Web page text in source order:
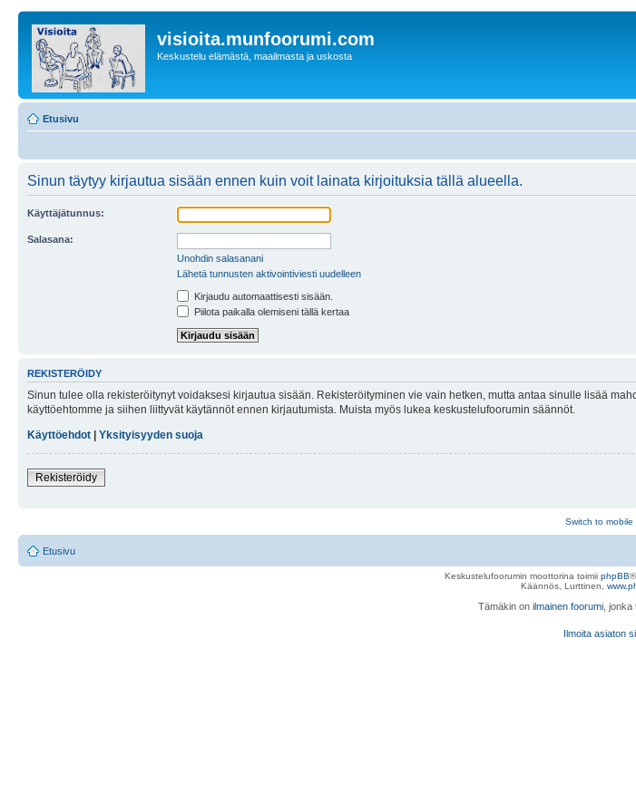
visioita.munfoorumi.com
Keskustelu elämästä, maailmasta ja uskosta
Etusivu
Sinun täytyy kirjautua sisään ennen kuin voit lainata kirjoituksia tällä alueella.
Käyttäjätunnus:
Salasana:
Unohdin salasanani
Lähetä tunnusten aktivointiviesti uudelleen
Kirjaudu automaattisesti sisään.
Piilota paikalla olemiseni tällä kertaa
REKISTERÖIDY
Sinun tulee olla rekisteröitynyt voidaksesi kirjautua sisään. Rekisteröityminen vie vain hetken, mutta antaa sinulle lisää
käyttöehtomme ja siihen liittyvät käytännöt ennen kirjautumista. Muista myös lukea keskustelufoorumin säännöt.
Käyttöehdot | Yksityisyyden suoja
Rekisteröidy
Switch to mobile
Etusivu
Keskustelufoorumin moottorina toimii phpBB
Käännös, Lurttinen,
Tämäkin on ilmainen foorumi ,
Ilmoita asiaton